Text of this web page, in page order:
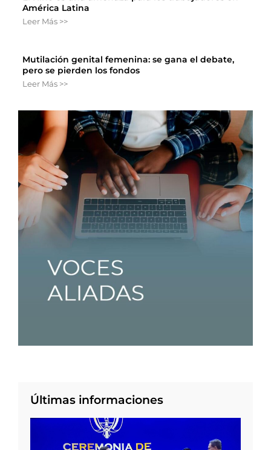
América Latina
Leer Más >>
Mutilación genital femenina: se gana el debate,
pero se pierden los fondos
Leer Más >>
Últimas informaciones